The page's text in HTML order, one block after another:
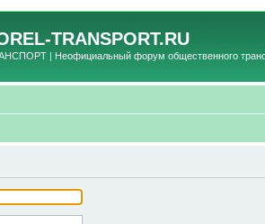
TRANSPORT.RU
| Неофициальный форум общественного